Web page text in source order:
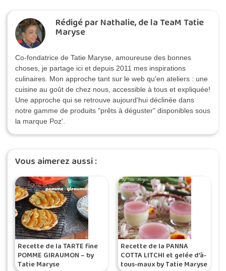
Rédigé par Nathalie, de la TeaM Tatie
Maryse
Co-fondatrice de Tatie Maryse, amoureuse des bonnes
choses, je partage ici et depuis 2011 mes inspirations
culinaires. Mon approche tant sur le web qu'en ateliers : une
cuisine au goût de chez nous, accessible à tous et expliquée!
Une approche qui se retrouve aujourd'hui déclinée dans
notre gamme de produits "prêts à déguster" disponibles sous
la marque Poz'.
Vous aimerez aussi :
Recette de la TARTE fine
POMME GIRAUMON – by
Tatie Maryse
Recette de la PANNA
COTTA LITCHI et gelée d’à-
tous-maux by Tatie Maryse